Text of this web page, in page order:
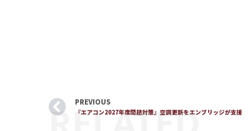
PREVIOUS
『エアコン2027年度問題対策』空調更新をエンブリッジが支援